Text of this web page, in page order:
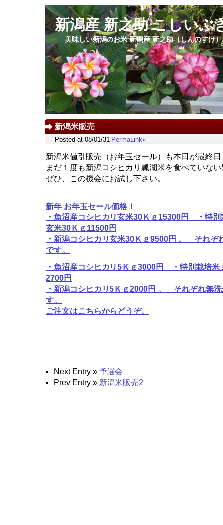
新潟産 新之助 こしいぶ
美味しい新潟のお米 新潟産 新之助（しんのすけ
新潟米販売
Posted at 08/01/31 PermaLink»
新潟米値引販売（お年玉セール）も本日が最終
まだ１度も新潟コシヒカリ瓢湖米を食べていない
ぜひ、この機会にお試し下さい。
新年 お年玉セール価格！
・魚沼産コシヒカリ玄米30Ｋｇ15300円 ・特別
玄米30Ｋｇ11500円
・新潟コシヒカリ玄米30Ｋｇ9500円 。 それぞ
です。
・魚沼産コシヒカリ5Ｋｇ3000円 ・特別栽培米
2700円
・新潟コシヒカリ5Ｋｇ2000円 。 それぞれ無
す。
ご注文はこちらからどうぞ。
Next Entry » 予選会
Prev Entry » 新潟米販売2